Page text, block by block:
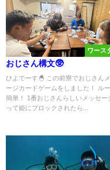
ワース
おじさん構文🥸
ひよでーす🐣 この前寮でおじさん
ージカードゲームをしました！ ル
簡単！ 1番おじさんらしいメッセー
って姫にブロックされたら...